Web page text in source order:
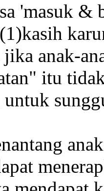
'masuk &
anak-
itu
untuk